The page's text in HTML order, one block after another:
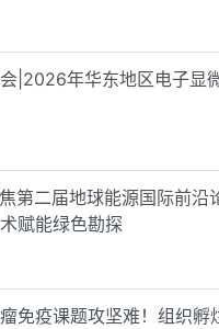
|2026年华东地区电子显
第二届地球能源国际前沿
赋能绿色勘探
瘤免疫课题攻坚难！组织孵